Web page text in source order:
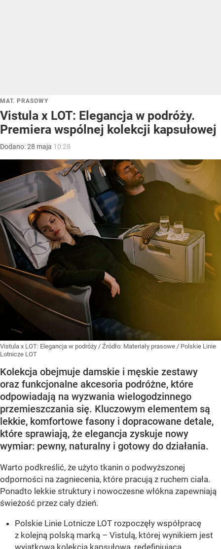
MAT. PRASOWY
Vistula x LOT: Elegancja w podróży.
Premiera wspólnej kolekcji kapsułowej
Dodano:28 maja 10:28
Vistula x LOT: Elegancja w podróży / Źródło: Materiały prasowe / Polskie Linie
Lotnicze LOT
Kolekcja obejmuje damskie i męskie zestawy
oraz funkcjonalne akcesoria podróżne, które
odpowiadają na wyzwania wielogodzinnego
przemieszczania się. Kluczowym elementem są
lekkie, komfortowe fasony i dopracowane detale,
które sprawiają, że elegancja zyskuje nowy
wymiar: pewny, naturalny i gotowy do działania.
Warto podkreślić, że użyto tkanin o podwyższonej
odporności na zagniecenia, które pracują z ruchem ciała.
Ponadto lekkie struktury i nowoczesne włókna zapewniają
świeżość przez cały dzień.
Polskie Linie Lotnicze LOT rozpoczęły współpracę
z kolejną polską marką – Vistulą, której wynikiem jest
wyjątkowa kolekcja kapsułowa, redefiniująca